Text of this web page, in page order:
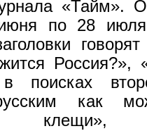
«Тайм».
по 28
Россия?»,
поисках
как
клещи»,